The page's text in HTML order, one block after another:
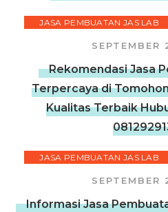
JASA PEMBUATAN JAS LAB
Rekomendasi Jasa
Terpercaya di
Kualitas Terbaik
JASA PEMBUATAN JAS LAB
Informasi Jasa